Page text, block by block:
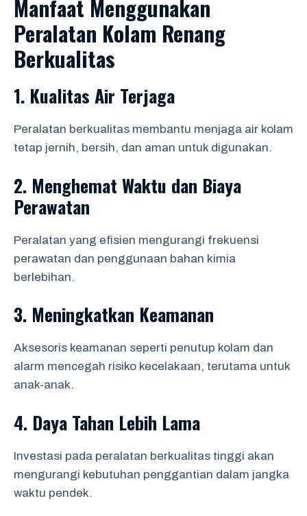
Manfaat Menggunakan
Peralatan Kolam Renang
Berkualitas
1. Kualitas Air Terjaga
Peralatan berkualitas membantu menjaga air kolam
tetap jernih, bersih, dan aman untuk digunakan.
2. Menghemat Waktu dan Biaya
Perawatan
Peralatan yang efisien mengurangi frekuensi
perawatan dan penggunaan bahan kimia
berlebihan.
3. Meningkatkan Keamanan
Aksesoris keamanan seperti penutup kolam dan
alarm mencegah risiko kecelakaan, terutama untuk
anak-anak.
4. Daya Tahan Lebih Lama
Investasi pada peralatan berkualitas tinggi akan
mengurangi kebutuhan penggantian dalam jangka
waktu pendek.